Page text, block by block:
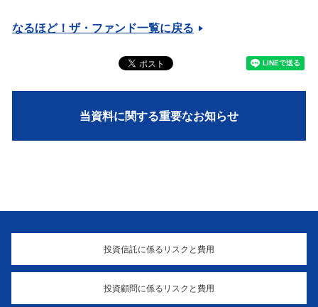
なるほど！ザ・ファンド一覧に戻る
当資料に関する重要なお知らせ
投資信託に係るリスクと費用
投資顧問に係るリスクと費用